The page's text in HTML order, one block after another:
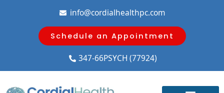
info@cordialhealthpc.com
Schedule an Appointment
347-66PSYCH (77924)